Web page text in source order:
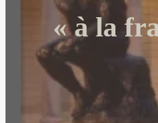
« à la